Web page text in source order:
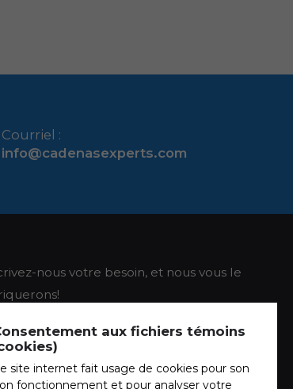
Courriel :
info@cadenasexperts.com
nous votre besoin, et nous vous le
aux fichiers témoins
site internet fait usage de cookies pour son
fonctionnement et pour analyser votre